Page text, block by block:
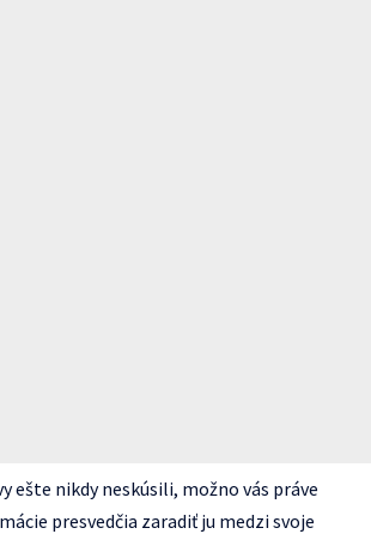
ešte nikdy neskúsili, možno vás práve
presvedčia zaradiť ju medzi svoje